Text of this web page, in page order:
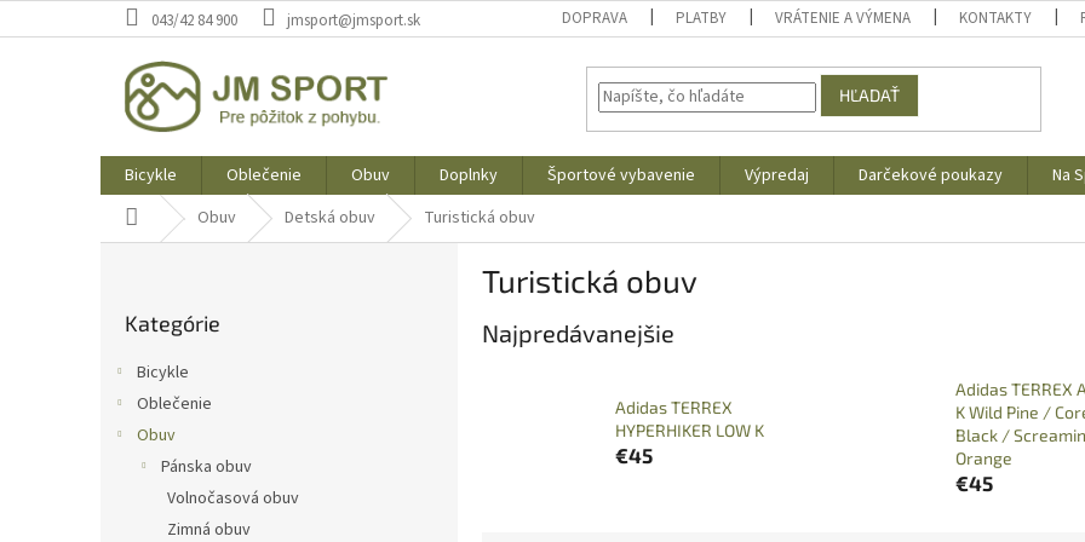
na
043/42 84 900 jmsport@jmsport.sk DOPRAVA PLATBY VRÁTENIE A VÝMENA KONTAKTY
HĽADAŤ
Bicykle Oblečenie Obuv Doplnky Športové vybavenie Výpredaj Darčekové poukazy
Na
Domov Obuv Detská obuv Turistická obuv
kategórie
Kategórie
Bicykle
Oblečenie
Obuv
Pánska obuv
Volnočasová obuv
Zimná obuv
Turistická obuv
Najpredávanejšie
Adidas TERREX
HYPERHIKER LOW K
€45
Adidas TERREX
K Wild Pine /
Black /
Orange
€45